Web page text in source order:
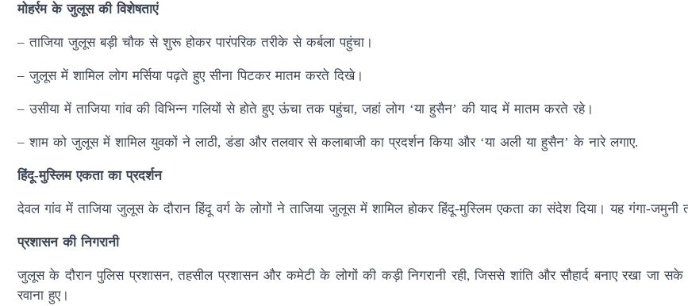
मोहर्रम के जुलूस की विशेषताएं
– ताजिया जुलूस बड़ी चौक से शुरू होकर पारंपरिक तरीके से कर्बला पहुंचा।
– जुलूस में शामिल लोग मर्सिया पढ़ते हुए सीना पिटकर मातम करते दिखे।
– उसीया में ताजिया गांव की विभिन्न गलियों से होते हुए ऊंचा तक पहुंचा, जहां लोग ‘या हुसैन’ की याद में मातम करते रहे।
– शाम को जुलूस में शामिल युवकों ने लाठी, डंडा और तलवार से कलाबाजी का प्रदर्शन किया और ‘या अली या हुसैन’ के नारे लगाए.
हिंदू-मुस्लिम एकता का प्रदर्शन
देवल गांव में ताजिया जुलूस के दौरान हिंदू वर्ग के लोगों ने ताजिया जुलूस में शामिल होकर हिंदू-मुस्लिम एकता का संदेश दिया। यह गंगा-
प्रशासन की निगरानी
जुलूस के दौरान पुलिस प्रशासन, तहसील प्रशासन और कमेटी के लोगों की कड़ी निगरानी रही, जिससे शांति और सौहार्द बनाए रखा
रवाना हुए।